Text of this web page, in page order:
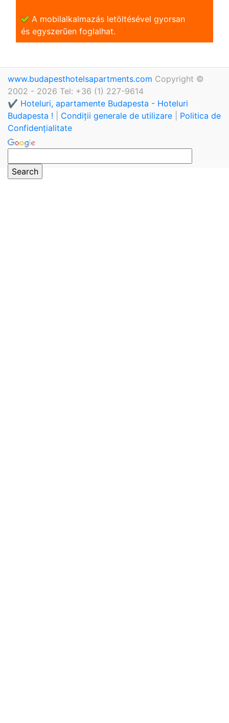
A mobilalkalmazás letöltésével gyorsan
és egyszerũen foglalhat.
www.budapesthotelsapartments.com Copyright ©
2002 - 2026 Tel: +36 (1) 227-9614
✔️ Hoteluri, apartamente Budapesta - Hoteluri
Budapesta !
Condiții generale de utilizare
Politica de
Confidențialitate